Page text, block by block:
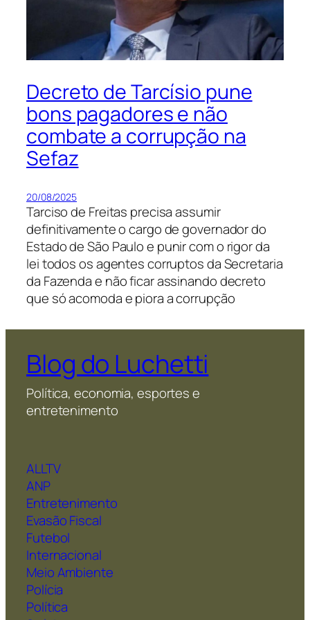
Decreto de Tarcísio pune
bons pagadores e não
combate a corrupção na
Sefaz
20/08/2025
Tarciso de Freitas precisa assumir
definitivamente o cargo de governador do
Estado de São Paulo e punir com o rigor da
lei todos os agentes corruptos da Secretaria
da Fazenda e não ficar assinando decreto
que só acomoda e piora a corrupção
Blog do Luchetti
Política, economia, esportes e
entretenimento
ALLTV
ANP
Entretenimento
Evasão Fiscal
Futebol
Internacional
Meio Ambiente
Polícia
Política